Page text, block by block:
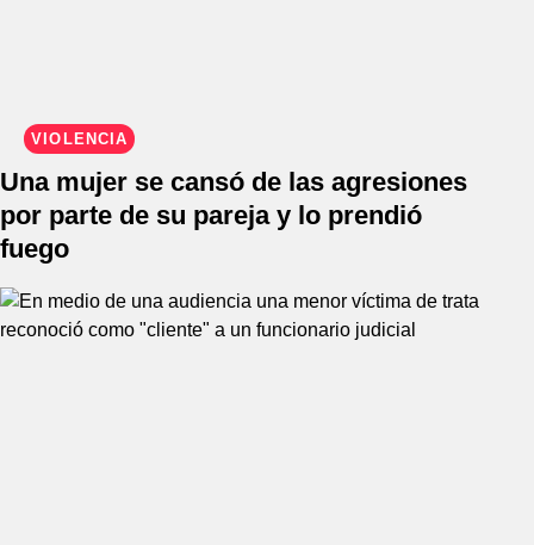
VIOLENCIA
Una mujer se cansó de las agresiones
por parte de su pareja y lo prendió
fuego